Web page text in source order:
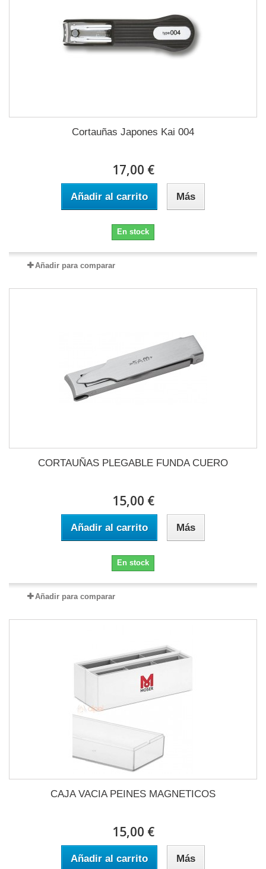
Cortauñas Japones Kai 004
17,00 €
Añadir al carrito Más
En stock
Añadir para comparar
CORTAUÑAS PLEGABLE FUNDA CUERO
15,00 €
Añadir al carrito Más
En stock
Añadir para comparar
CAJA VACIA PEINES MAGNETICOS
15,00 €
Añadir al carrito Más